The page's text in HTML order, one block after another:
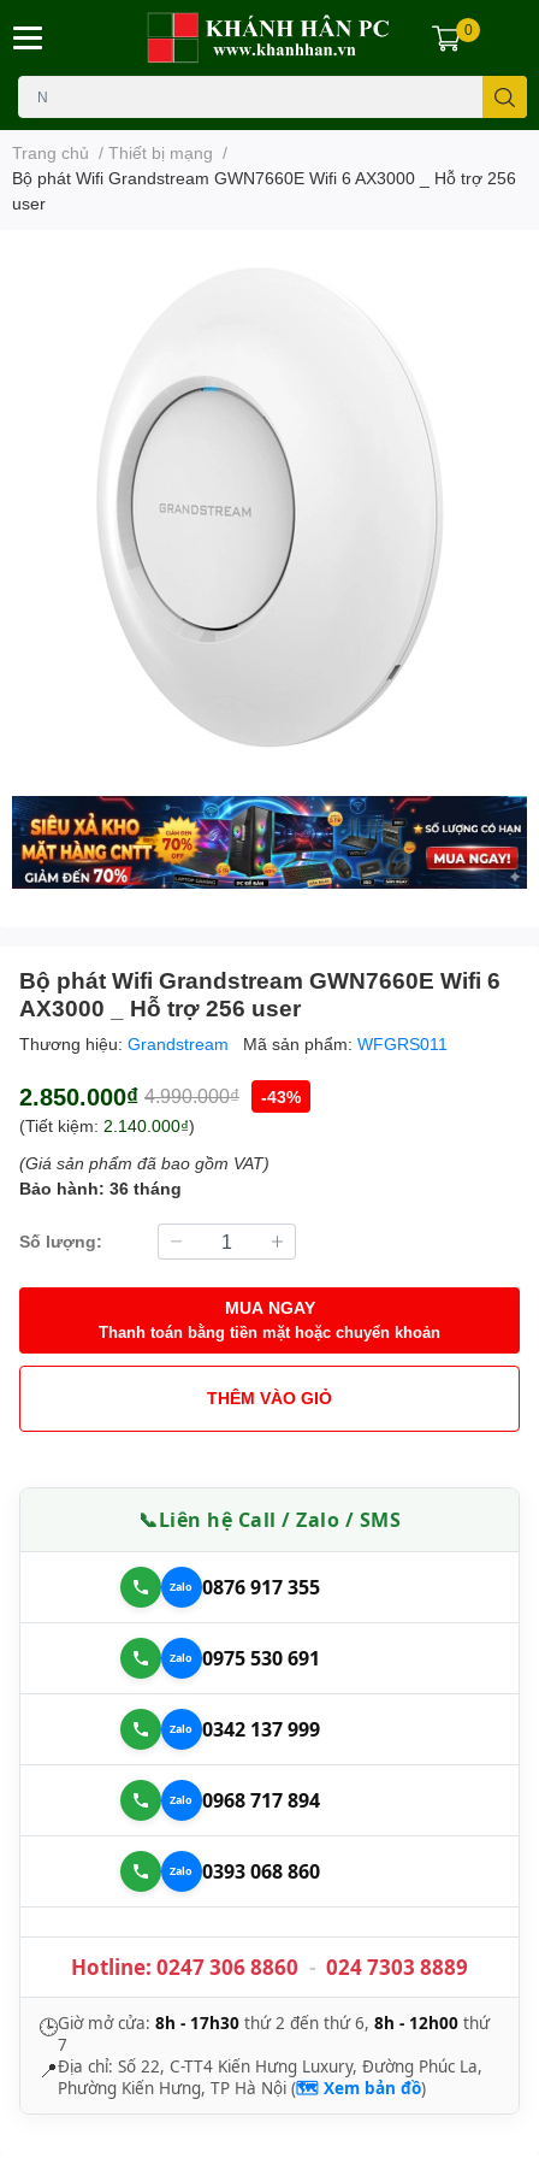
0
Trang chủ / Thiết bị mạng /
Bộ phát Wifi Grandstream GWN7660E Wifi 6 AX3000 _ Hỗ trợ 256
user
Bộ phát Wifi Grandstream GWN7660E Wifi 6
AX3000 _ Hỗ trợ 256 user
Thương hiệu: Grandstream Mã sản phẩm: WFGRS011
2.850.000₫ 4.990.000₫
-43%
(Tiết kiệm: 2.140.000₫)
(Giá sản phẩm đã bao gồm VAT)
Bảo hành: 36 tháng
Số lượng:
MUA NGAY
Thanh toán bằng tiền mặt hoặc chuyển khoản
THÊM VÀO GIỎ
📞Liên hệ Call / Zalo / SMS
0876 917 355
0975 530 691
0342 137 999
0968 717 894
0393 068 860
Hotline: 0247 306 8860 - 024 7303 8889
🕒Giờ mở cửa: 8h - 17h30 thứ 2 đến thứ 6, 8h - 12h00 thứ
7
📍Địa chỉ: Số 22, C-TT4 Kiến Hưng Luxury, Đường Phúc La,
Phường Kiến Hưng, TP Hà Nội (🗺️ Xem bản đồ)